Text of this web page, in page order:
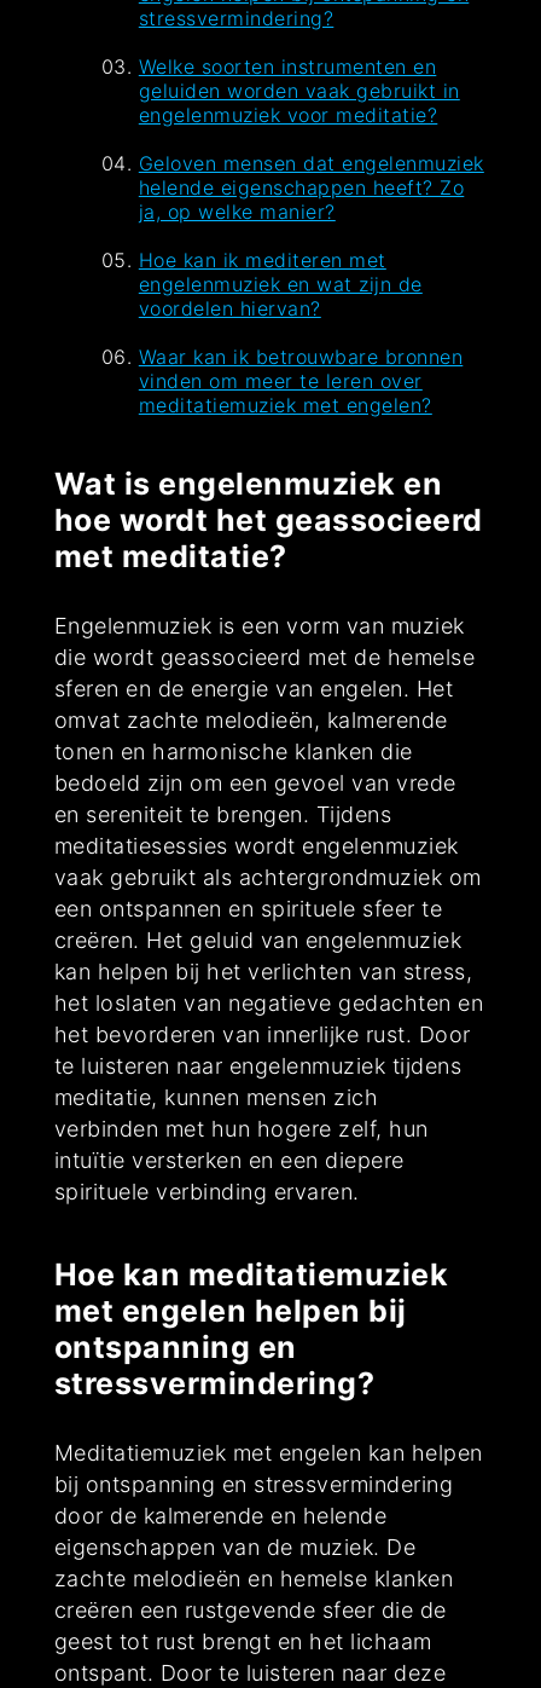
stressvermindering?
Welke soorten instrumenten en
geluiden worden vaak gebruikt in
engelenmuziek voor meditatie?
Geloven mensen dat engelenmuziek
helende eigenschappen heeft? Zo
ja, op welke manier?
Hoe kan ik mediteren met
engelenmuziek en wat zijn de
voordelen hiervan?
Waar kan ik betrouwbare bronnen
vinden om meer te leren over
meditatiemuziek met engelen?
Wat is engelenmuziek en
hoe wordt het geassocieerd
met meditatie?
Engelenmuziek is een vorm van muziek
die wordt geassocieerd met de hemelse
sferen en de energie van engelen. Het
omvat zachte melodieën, kalmerende
tonen en harmonische klanken die
bedoeld zijn om een gevoel van vrede
en sereniteit te brengen. Tijdens
meditatiesessies wordt engelenmuziek
vaak gebruikt als achtergrondmuziek om
een ontspannen en spirituele sfeer te
creëren. Het geluid van engelenmuziek
kan helpen bij het verlichten van stress,
het loslaten van negatieve gedachten en
het bevorderen van innerlijke rust. Door
te luisteren naar engelenmuziek tijdens
meditatie, kunnen mensen zich
verbinden met hun hogere zelf, hun
intuïtie versterken en een diepere
spirituele verbinding ervaren.
Hoe kan meditatiemuziek
met engelen helpen bij
ontspanning en
stressvermindering?
Meditatiemuziek met engelen kan helpen
bij ontspanning en stressvermindering
door de kalmerende en helende
eigenschappen van de muziek. De
zachte melodieën en hemelse klanken
creëren een rustgevende sfeer die de
geest tot rust brengt en het lichaam
ontspant. Door te luisteren naar deze